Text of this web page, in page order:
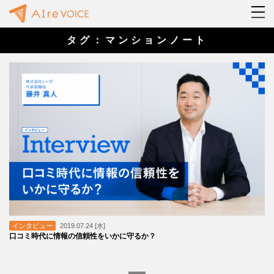
タグ：マンションノート
インタビュー 2019.07.24 [水]
口コミ時代に情報の信頼性をいかに守るか？